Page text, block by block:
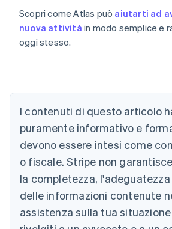
Scopri come Atlas può aiutarti ad
nuova attività in modo semplice e
oggi stesso.
I contenuti di questo articolo
puramente informativo e
devono essere intesi come
o fiscale. Stripe non
la completezza,
delle informazioni contenute
assistenza sulla tua
English
DeutschEnglish
Belgio
Nederlands Français English
Brasile
PortuguêsEnglish
Bulgaria
Canada